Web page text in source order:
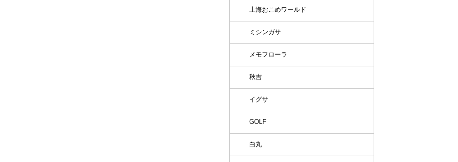
上海おこめワールド
ミシンガサ
メモフローラ
秋吉
イグサ
GOLF
白丸